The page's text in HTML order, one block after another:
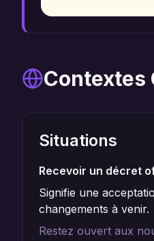
Contextes
Situations
Recevoir un décret
Signifie une
changements à venir.
Restez ouvert aux